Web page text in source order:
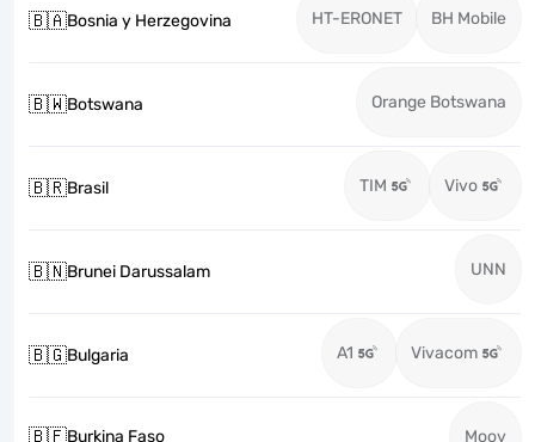
🇧🇦Bosnia y Herzegovina HT-ERONET BH Mobile
🇧🇼Botswana Orange Botswana
🇧🇷Brasil TIM Vivo
🇧🇳Brunei Darussalam UNN
🇧🇬Bulgaria A1 Vivacom
🇧🇫Burkina Faso Moov